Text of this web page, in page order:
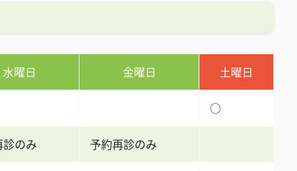
水曜日 金曜日 土曜日
○
診のみ 予約再診のみ